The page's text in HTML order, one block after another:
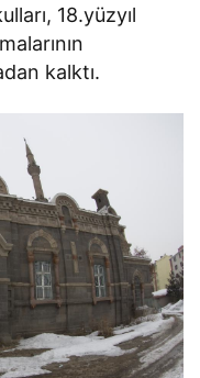
18.yüzyıl
kalktı.